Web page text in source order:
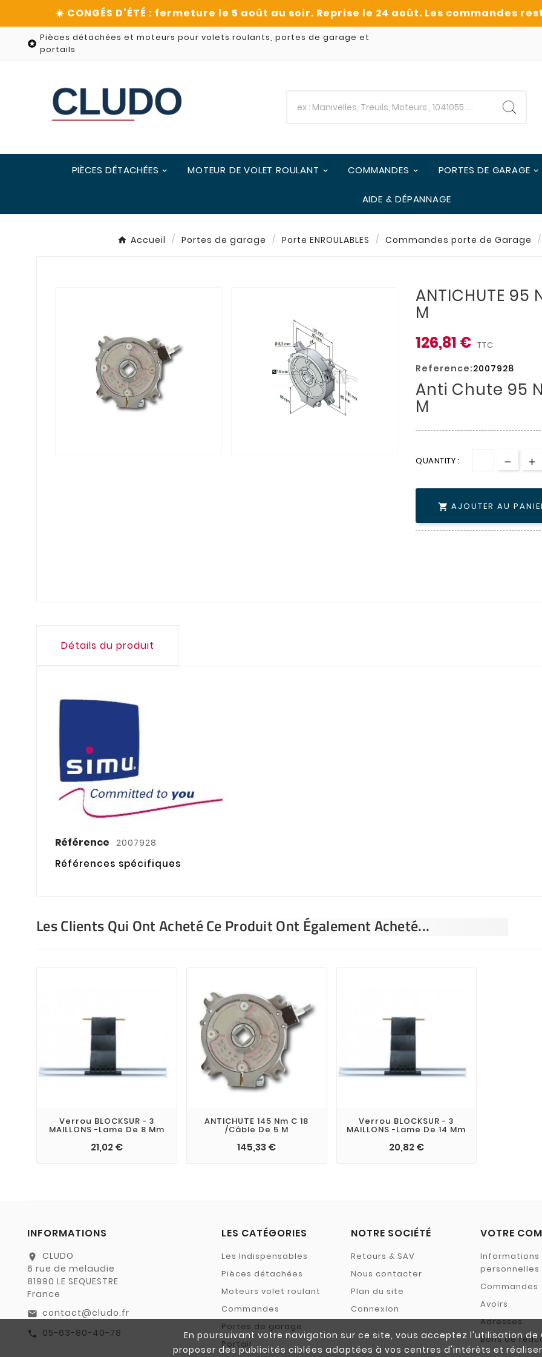
En poursuivant votre navigation sur ce site, vous acceptez l'utilisation de
proposer des publicités ciblées adaptées à vos centres d'intérêts et

Pièces détachées et moteurs pour volets roulants, portes de garage et
portails
PIÈCES DÉTACHÉES MOTEUR DE VOLET ROULANT COMMANDES PORTES DE GARAGE
AIDE & DÉPANNAGE
Accueil Portes de garage Porte ENROULABLES Commandes porte de Garage
ANTICHUTE
M
126,81 € TTC
Reference:2007928
Anti Chute 95
M
QUANTITY :
 AJOUTER AU
Détails du produit
Référence 2007928
Références spécifiques
Les Clients Qui Ont Acheté Ce Produit Ont Également Acheté...
Verrou BLOCKSUR - 3
MAILLONS -lame De 8 Mm
21,02 €
ANTICHUTE 145 Nm C 18
/câble De 5 M
145,33 €
Verrou BLOCKSUR - 3
MAILLONS -lame De 14 Mm
20,82 €
INFORMATIONS
location_on
CLUDO
6 rue de melaudie
81990 LE SEQUESTRE
France
email contact@cludo.fr
call 05-63-80-40-78
LES CATÉGORIES
Les Indispensables
Pièces détachées
Moteurs volet roulant
Commandes
Portes de garage
Portail
NOTRE SOCIÉTÉ
Retours & SAV
Nous contacter
Plan du site
Connexion
VOTRE
Informations
personnelles
Commandes
Avoirs
Adresses
Bons de